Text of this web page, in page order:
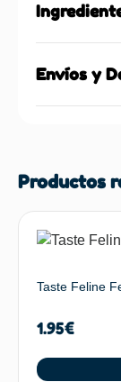
Envíos y
Productos
Taste Feline
1.95€